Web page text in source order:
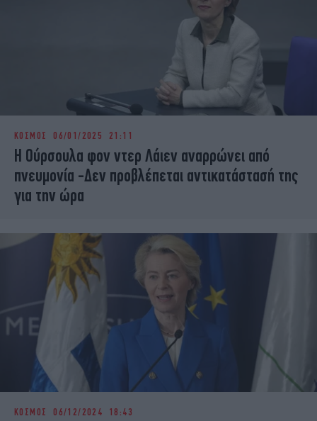
ΚΟΣΜΟΣ 06/01/2025 21:11
Η Ούρσουλα φον ντερ Λάιεν αναρρώνει από
πνευμονία -Δεν προβλέπεται αντικατάστασή της
για την ώρα
ΚΟΣΜΟΣ 06/12/2024 18:43